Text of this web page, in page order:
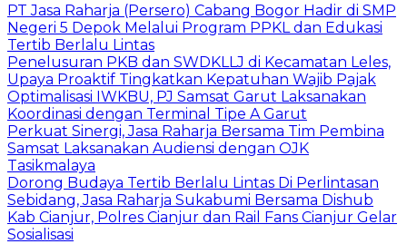
PT Jasa Raharja (Persero) Cabang Bogor Hadir di SMP
Negeri 5 Depok Melalui Program PPKL dan Edukasi
Tertib Berlalu Lintas
Penelusuran PKB dan SWDKLLJ di Kecamatan Leles,
Upaya Proaktif Tingkatkan Kepatuhan Wajib Pajak
Optimalisasi IWKBU, PJ Samsat Garut Laksanakan
Koordinasi dengan Terminal Tipe A Garut
Perkuat Sinergi, Jasa Raharja Bersama Tim Pembina
Samsat Laksanakan Audiensi dengan OJK
Tasikmalaya
Dorong Budaya Tertib Berlalu Lintas Di Perlintasan
Sebidang, Jasa Raharja Sukabumi Bersama Dishub
Kab Cianjur, Polres Cianjur dan Rail Fans Cianjur Gelar
Sosialisasi